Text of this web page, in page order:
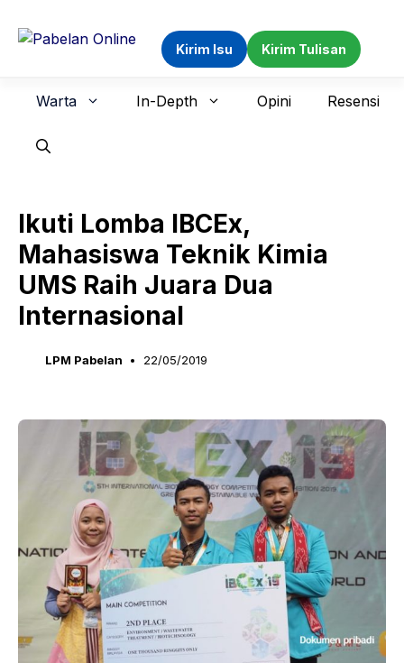
Kirim Isu Kirim Tulisan
Warta In-Depth Opini Resensi
Ikuti Lomba IBCEx,
Mahasiswa Teknik Kimia
UMS Raih Juara Dua
Internasional
LPM Pabelan 22/05/2019